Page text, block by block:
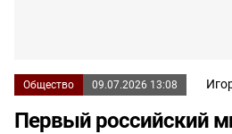
Общество 09.07.2026 13:08
Первый российский